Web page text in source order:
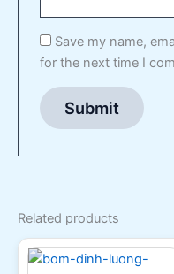
Save my name,
for the next time I
Related products